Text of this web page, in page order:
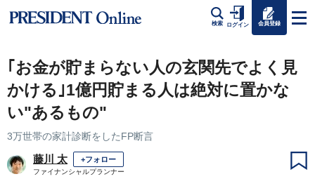
検索 ログイン 会員登録
｢お金が貯まらない人の玄関先でよく見
かける｣1億円貯まる人は絶対に置かな
い"あるもの"
3万世帯の家計診断をしたFP断言
藤川 太 +フォロー
ファイナンシャルプランナー